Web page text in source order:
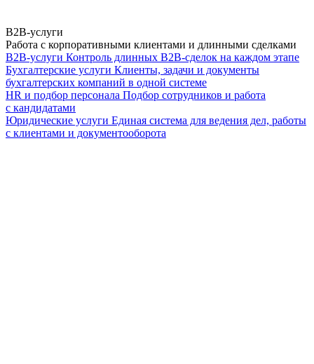
B2B-услуги
Работа с корпоративными клиентами и длинными сделками
B2B-услуги Контроль длинных B2B-сделок на каждом этапе
Бухгалтерские услуги Клиенты, задачи и документы
бухгалтерских компаний в одной системе
HR и подбор персонала Подбор сотрудников и работа
с кандидатами
Юридические услуги Единая система для ведения дел, работы
с клиентами и документооборота